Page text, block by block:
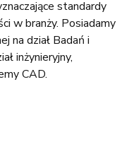
standardy
w branży. Posiadamy
na dział Badań i
inżynieryjny,
CAD.